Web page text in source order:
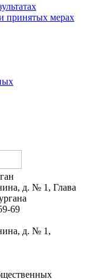
принятых мерах
д. № 1, Глава
69
д. № 1,